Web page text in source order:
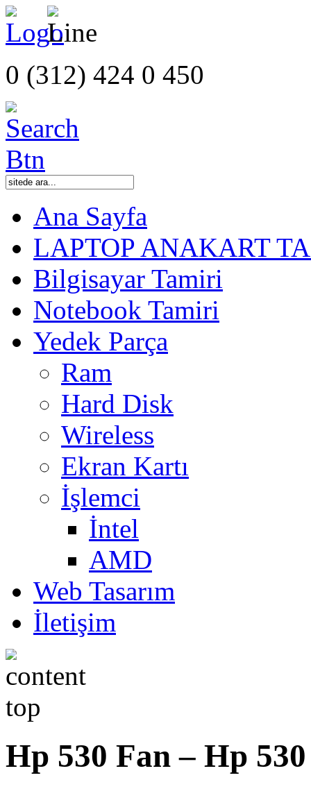
0 (312) 424 0 450
Ana Sayfa
LAPTOP ANAKART
Bilgisayar Tamiri
Notebook Tamiri
Yedek Parça
Ram
Hard Disk
Wireless
Ekran Kartı
İşlemci
İntel
AMD
Web Tasarım
İletişim
Hp 530 Fan – Hp